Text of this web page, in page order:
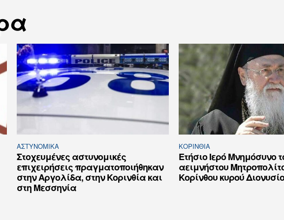
ΑΣΤΥΝΟΜΙΚΆ
Στοχευμένες αστυνομικές
επιχειρήσεις πραγματοποιήθηκαν
στην Αργολίδα, στην Κορινθία και
στη Μεσσηνία
ΚΟΡΙΝΘΊΑ
Ετήσιο Ιερό Μνημόσυνο
αειμνήστου
Κορίνθου κυρού